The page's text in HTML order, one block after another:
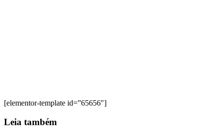
[elementor-template id=”65656″]
Leia também